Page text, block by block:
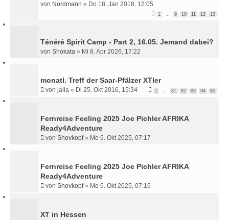
von Nordmann » Do 18. Jan 2018, 12:05
1 9 10 11 12 13
Ténéré Spirit Camp - Part 2, 16.05. Jemand dabei?
von Shokata » Mi 8. Apr 2026, 17:22
monatl. Treff der Saar-Pfälzer XTler
von jalla » Di 25. Okt 2016, 15:34 1 81 82 83 84 85
Fernreise Feeling 2025 Joe Pichler AFRIKA
Ready4Adventure
von Shovkopf» Mo 6. Okt 2025, 07:17
Fernreise Feeling 2025 Joe Pichler AFRIKA
Ready4Adventure
von Shovkopf» Mo 6. Okt 2025, 07:16
XT in Hessen